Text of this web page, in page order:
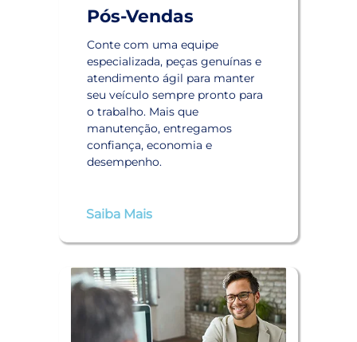
Pós-Vendas
Conte com uma equipe
especializada, peças genuínas e
atendimento ágil para manter
seu veículo sempre pronto para
o trabalho. Mais que
manutenção, entregamos
confiança, economia e
desempenho.
Saiba Mais